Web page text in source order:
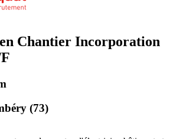
Chantier Incorporation
(73)